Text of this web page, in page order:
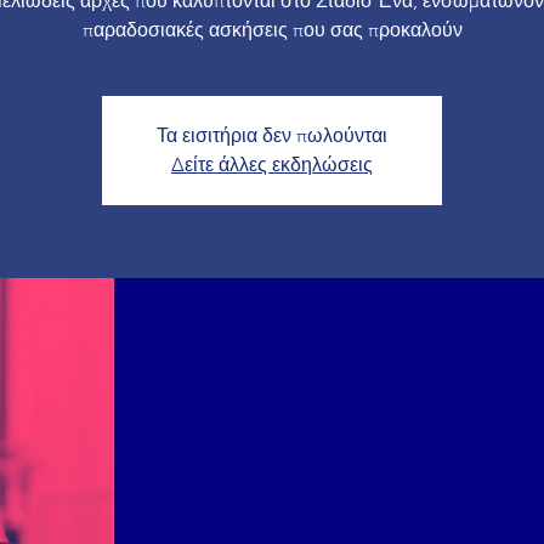
παραδοσιακές ασκήσεις που σας προκαλούν
Τα εισιτήρια δεν πωλούνται
Δείτε άλλες εκδηλώσεις